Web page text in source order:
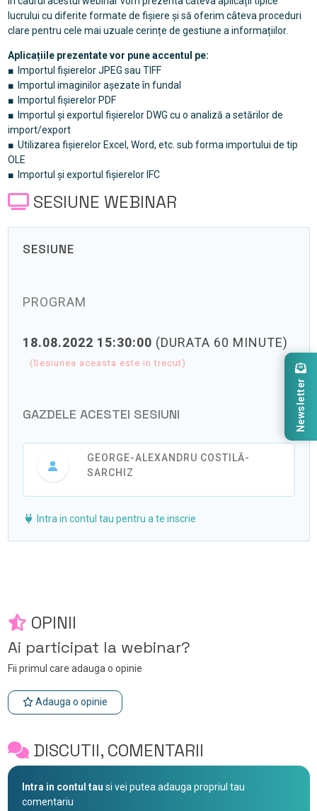
lucrului cu diferite formate de fișiere și să oferim câteva proceduri
clare pentru cele mai uzuale cerințe de gestiune a informațiilor.
Aplicațiile prezentate vor pune accentul pe:
■ Importul fișierelor JPEG sau TIFF
■ Importul imaginilor așezate în fundal
■ Importul fișierelor PDF
■ Importul și exportul fișierelor DWG cu o analiză a setărilor de
import/export
■ Utilizarea fișierelor Excel, Word, etc. sub forma importului de tip
OLE
■ Importul și exportul fișierelor IFC
SESIUNE WEBINAR
SESIUNE
PROGRAM
18.08.2022 15:30:00 (DURATA 60 MINUTE)
(Sesiunea aceasta este in trecut)
GAZDELE ACESTEI SESIUNI
GEORGE-ALEXANDRU COSTILĂ-
SARCHIZ
Intra in contul tau pentru a te inscrie
OPINII
Ai participat la webinar?
Fii primul care adauga o opinie
Adauga o opinie
DISCUTII, COMENTARII
Intra in contul tau si vei putea adauga propriul tau
comentariu
Newsletter